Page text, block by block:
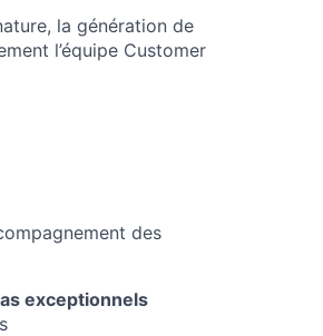
la génération de
l’équipe Customer
des
exceptionnels